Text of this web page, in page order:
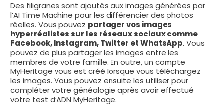
Des filigranes sont ajoutés aux images générées par
l’AI Time Machine pour les différencier des photos
réelles. Vous pouvez partager vos images
hyperréalistes sur les réseaux sociaux comme
Facebook, Instagram, Twitter et WhatsApp. Vous
pouvez de plus partager les images entre les
membres de votre famille. En outre, un compte
MyHeritage vous est créé lorsque vous téléchargez
les images. Vous pouvez ensuite les utiliser pour
compléter votre généalogie après avoir effectué
votre test d’ADN MyHeritage.